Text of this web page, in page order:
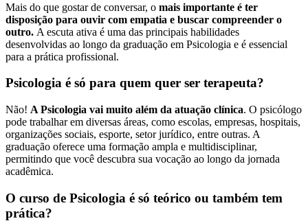
Mais do que gostar de conversar, o mais importante é ter
disposição para ouvir com empatia e buscar compreender o
outro. A escuta ativa é uma das principais habilidades
desenvolvidas ao longo da graduação em Psicologia e é essencial
para a prática profissional.
Psicologia é só para quem quer ser terapeuta?
Não! A Psicologia vai muito além da atuação clínica. O psicólogo
pode trabalhar em diversas áreas, como escolas, empresas, hospitais,
organizações sociais, esporte, setor jurídico, entre outras. A
graduação oferece uma formação ampla e multidisciplinar,
permitindo que você descubra sua vocação ao longo da jornada
acadêmica.
O curso de Psicologia é só teórico ou também tem
prática?